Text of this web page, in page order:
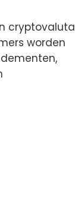
cryptovaluta
worden